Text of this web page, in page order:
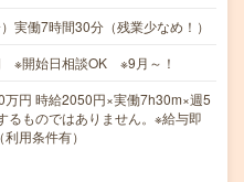
実働7時間30分（残業少なめ！）
※開始日相談OK ※9月～！
円 時給2050円×実働7h30m×週5
るものではありません。※給与即
用条件有）